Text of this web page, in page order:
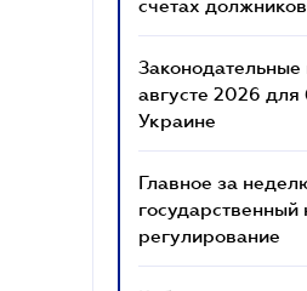
счетах должников
Законодательные
августе 2026 для
Украине
Главное за
государственный
регулирование